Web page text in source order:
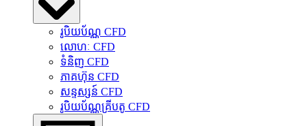
រូបិយប័ណ្ណ CFD
លោហៈ CFD
ទំនិញ CFD
ភាគហ៊ុន CFD
សន្ទស្សន៍ CFD
រូបិយប័ណ្ណគ្រីបតូ CFD